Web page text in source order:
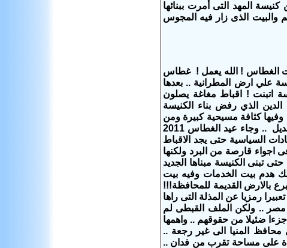
المهد التى أمرت ببنائها
والبيت الذى زار فيه المجوس
الغطاس ! الله يعمل ! غطاس
علي ارض المطرانية .. بعدها
اتبنت !
اقباط مغاغة يصلون
ضياء الدين الذي رفض بناء الكنيسة
كثافة مسيحية كبيرة ومن
..
وجاء عيد الغطاس 2011
السياسية حتى يجد الاقباط
اجواء قارصة من البرد ولكنها
تبنى الكنيسة مبناها الجديد
هدم بيت الخدمات وفيه بيت
بالارض القديمة للمحافظة!!!
رمزيا عن المذلة التى راها
مصر .. ولكن الملف القبطى لم
جزءا ضئيلا من حقوقهم .. واهمها
المنيا الى غير رجعة ..